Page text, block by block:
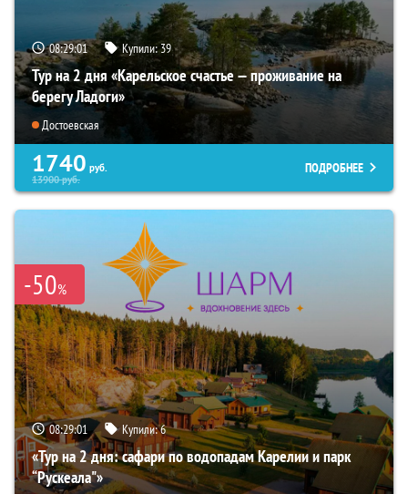
08:29:00 Купили:39
Тур на 2 дня «Карельское счастье — проживание на
берегу Ладоги»
Достоевская
1740 руб.
13900руб.
ПОДРОБНЕЕ
-50%
08:29:00 Купили:6
«Тур на 2 дня: сафари по водопадам Карелии и парк
“Рускеала"»